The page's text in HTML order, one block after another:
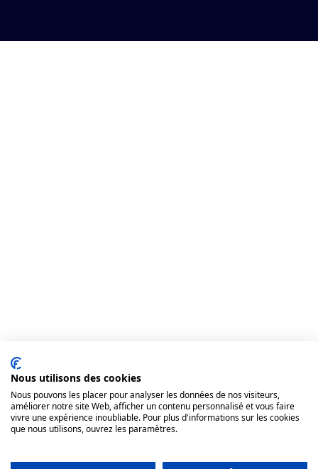
Nous utilisons des cookies
Nous pouvons les placer pour analyser les données de nos visiteurs,
améliorer notre site Web, afficher un contenu personnalisé et vous faire
vivre une expérience inoubliable. Pour plus d'informations sur les cookies
que nous utilisons, ouvrez les paramètres.